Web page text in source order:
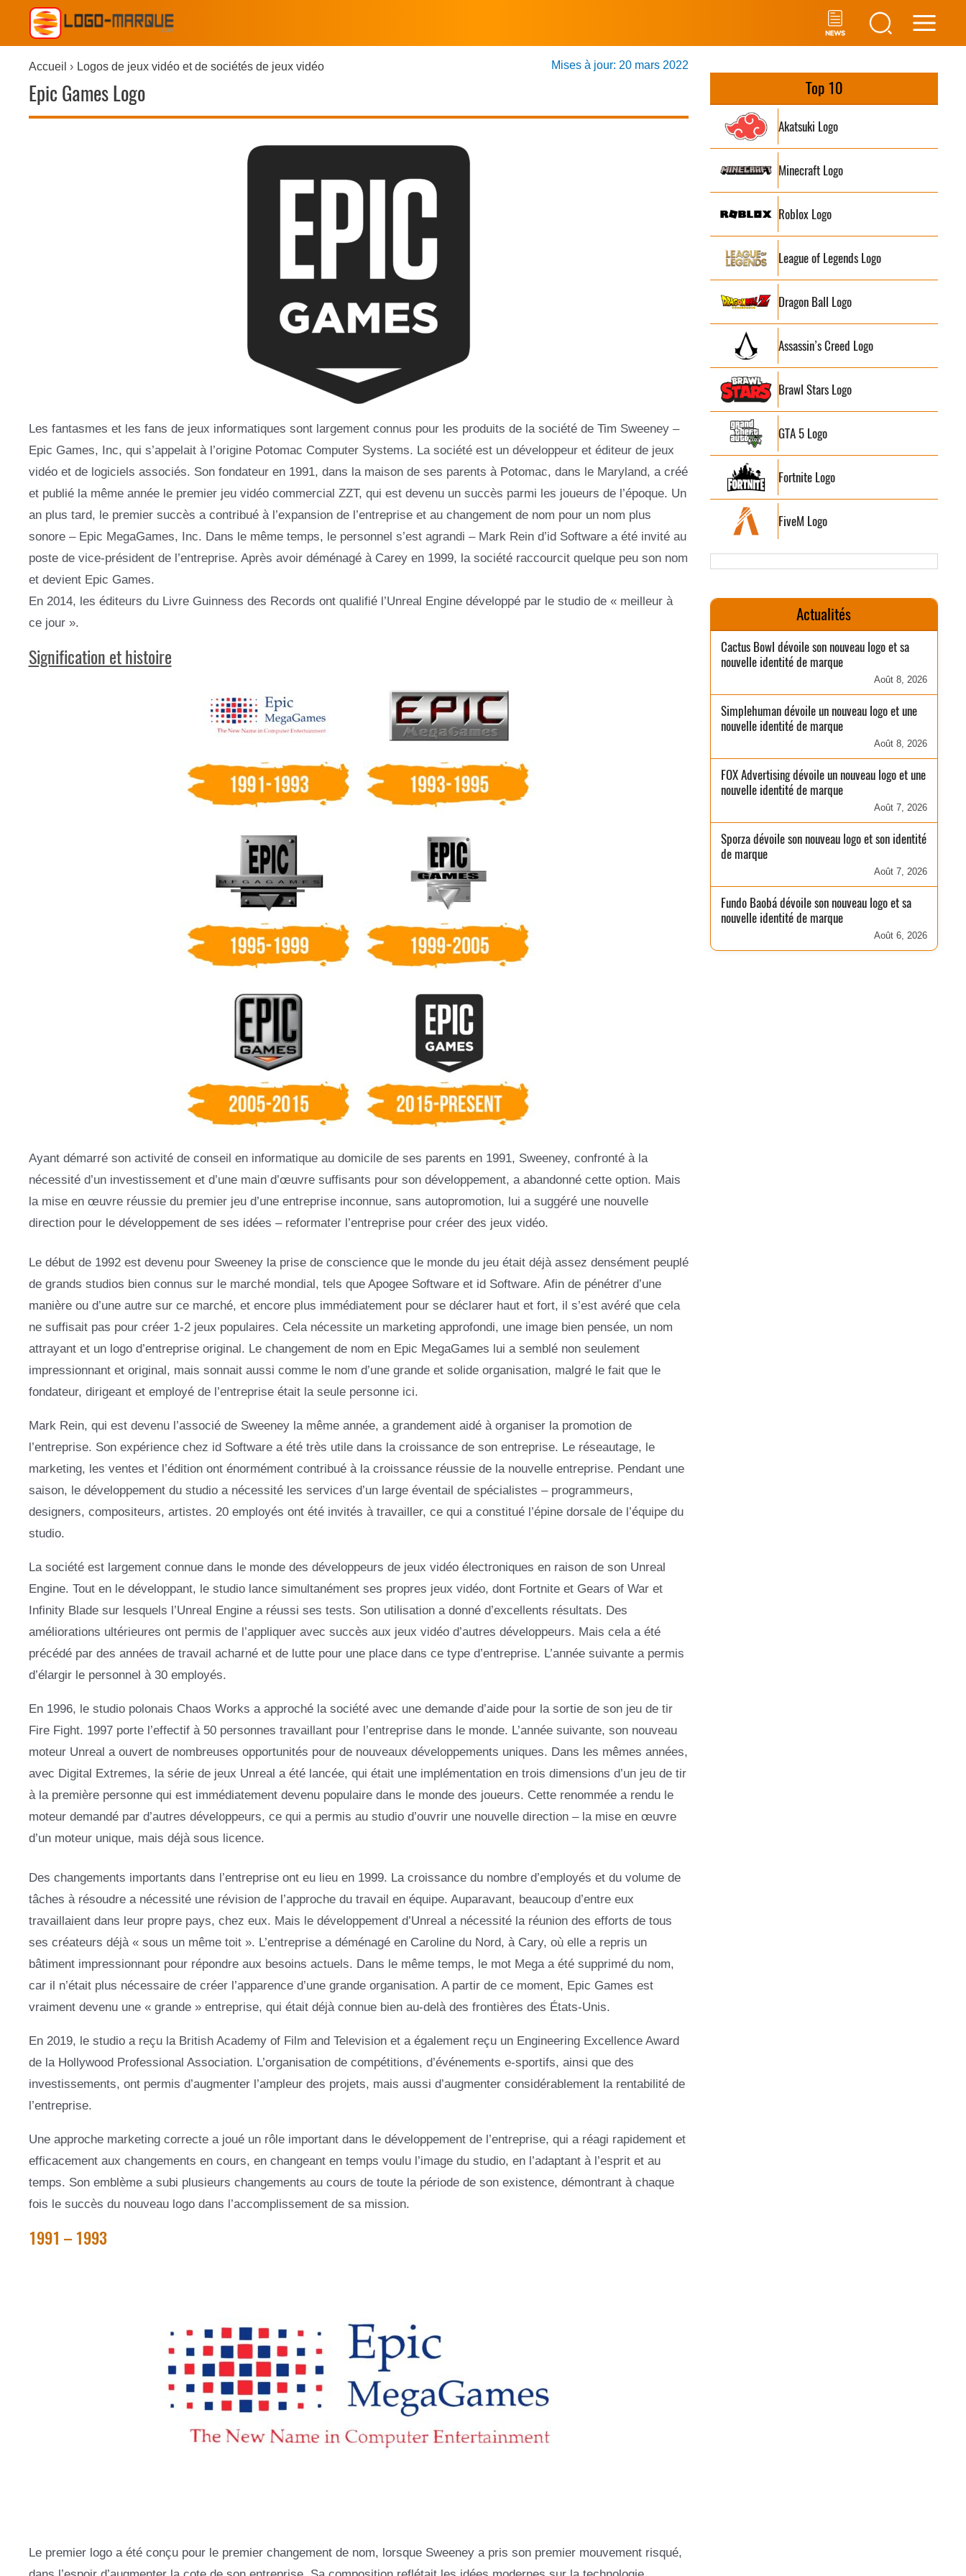
Accueil Logos de jeux vidéo et de sociétés de jeux vidéo
Epic Games Logo
Mises à jour: 20 mars 2022
Les fantasmes et les fans de jeux informatiques sont largement connus pour les produits de la société de Tim Sweeney –
Epic Games, Inc, qui s’appelait à l’origine Potomac Computer Systems. La société est un développeur et éditeur de jeux
vidéo et de logiciels associés. Son fondateur en 1991, dans la maison de ses parents à Potomac, dans le Maryland, a créé
et publié la même année le premier jeu vidéo commercial ZZT, qui est devenu un succès parmi les joueurs de l’époque. Un
an plus tard, le premier succès a contribué à l’expansion de l’entreprise et au changement de nom pour un nom plus
sonore – Epic MegaGames, Inc. Dans le même temps, le personnel s’est agrandi – Mark Rein d’id Software a été invité au
poste de vice-président de l’entreprise. Après avoir déménagé à Carey en 1999, la société raccourcit quelque peu son nom
et devient Epic Games.
En 2014, les éditeurs du Livre Guinness des Records ont qualifié l’Unreal Engine développé par le studio de « meilleur à
ce jour ».
Signification et histoire
Ayant démarré son activité de conseil en informatique au domicile de ses parents en 1991, Sweeney, confronté à la
nécessité d’un investissement et d’une main d’œuvre suffisants pour son développement, a abandonné cette option. Mais
la mise en œuvre réussie du premier jeu d’une entreprise inconnue, sans autopromotion, lui a suggéré une nouvelle
direction pour le développement de ses idées – reformater l’entreprise pour créer des jeux vidéo.
Le début de 1992 est devenu pour Sweeney la prise de conscience que le monde du jeu était déjà assez densément peuplé
de grands studios bien connus sur le marché mondial, tels que Apogee Software et id Software. Afin de pénétrer d’une
manière ou d’une autre sur ce marché, et encore plus immédiatement pour se déclarer haut et fort, il s’est avéré que cela
ne suffisait pas pour créer 1-2 jeux populaires. Cela nécessite un marketing approfondi, une image bien pensée, un nom
attrayant et un logo d’entreprise original. Le changement de nom en Epic MegaGames lui a semblé non seulement
impressionnant et original, mais sonnait aussi comme le nom d’une grande et solide organisation, malgré le fait que le
fondateur, dirigeant et employé de l’entreprise était la seule personne ici.
Mark Rein, qui est devenu l’associé de Sweeney la même année, a grandement aidé à organiser la promotion de
l’entreprise. Son expérience chez id Software a été très utile dans la croissance de son entreprise. Le réseautage, le
marketing, les ventes et l’édition ont énormément contribué à la croissance réussie de la nouvelle entreprise. Pendant une
saison, le développement du studio a nécessité les services d’un large éventail de spécialistes – programmeurs,
designers, compositeurs, artistes. 20 employés ont été invités à travailler, ce qui a constitué l’épine dorsale de l’équipe du
studio.
La société est largement connue dans le monde des développeurs de jeux vidéo électroniques en raison de son Unreal
Engine. Tout en le développant, le studio lance simultanément ses propres jeux vidéo, dont Fortnite et Gears of War et
Infinity Blade sur lesquels l’Unreal Engine a réussi ses tests. Son utilisation a donné d’excellents résultats. Des
améliorations ultérieures ont permis de l’appliquer avec succès aux jeux vidéo d’autres développeurs. Mais cela a été
précédé par des années de travail acharné et de lutte pour une place dans ce type d’entreprise. L’année suivante a permis
d’élargir le personnel à 30 employés.
En 1996, le studio polonais Chaos Works a approché la société avec une demande d’aide pour la sortie de son jeu de tir
Fire Fight. 1997 porte l’effectif à 50 personnes travaillant pour l’entreprise dans le monde. L’année suivante, son nouveau
moteur Unreal a ouvert de nombreuses opportunités pour de nouveaux développements uniques. Dans les mêmes années,
avec Digital Extremes, la série de jeux Unreal a été lancée, qui était une implémentation en trois dimensions d’un jeu de tir
à la première personne qui est immédiatement devenu populaire dans le monde des joueurs. Cette renommée a rendu le
moteur demandé par d’autres développeurs, ce qui a permis au studio d’ouvrir une nouvelle direction – la mise en œuvre
d’un moteur unique, mais déjà sous licence.
Des changements importants dans l’entreprise ont eu lieu en 1999. La croissance du nombre d’employés et du volume de
tâches à résoudre a nécessité une révision de l’approche du travail en équipe. Auparavant, beaucoup d’entre eux
travaillaient dans leur propre pays, chez eux. Mais le développement d’Unreal a nécessité la réunion des efforts de tous
ses créateurs déjà « sous un même toit ». L’entreprise a déménagé en Caroline du Nord, à Cary, où elle a repris un
bâtiment impressionnant pour répondre aux besoins actuels. Dans le même temps, le mot Mega a été supprimé du nom,
car il n’était plus nécessaire de créer l’apparence d’une grande organisation. A partir de ce moment, Epic Games est
vraiment devenu une « grande » entreprise, qui était déjà connue bien au-delà des frontières des États-Unis.
En 2019, le studio a reçu la British Academy of Film and Television et a également reçu un Engineering Excellence Award
de la Hollywood Professional Association. L’organisation de compétitions, d’événements e-sportifs, ainsi que des
investissements, ont permis d’augmenter l’ampleur des projets, mais aussi d’augmenter considérablement la rentabilité de
l’entreprise.
Une approche marketing correcte a joué un rôle important dans le développement de l’entreprise, qui a réagi rapidement et
efficacement aux changements en cours, en changeant en temps voulu l’image du studio, en l’adaptant à l’esprit et au
temps. Son emblème a subi plusieurs changements au cours de toute la période de son existence, démontrant à chaque
fois le succès du nouveau logo dans l’accomplissement de sa mission.
1991 – 1993
Le premier logo a été conçu pour le premier changement de nom, lorsque Sweeney a pris son premier mouvement risqué,
Top 10
Akatsuki Logo
Minecraft Logo
Roblox Logo
League of Legends Logo
Dragon Ball Logo
Assassin’s Creed Logo
Brawl Stars Logo
GTA 5 Logo
Fortnite Logo
FiveM Logo
Actualités
Cactus Bowl dévoile son nouveau logo et sa
nouvelle identité de marque
Août 8, 2026
Simplehuman dévoile un nouveau logo et une
nouvelle identité de marque
Août 8, 2026
FOX Advertising dévoile un nouveau logo et une
nouvelle identité de marque
Août 7, 2026
Sporza dévoile son nouveau logo et son identité
de marque
Août 7, 2026
Fundo Baobá dévoile son nouveau logo et sa
nouvelle identité de marque
Août 6, 2026